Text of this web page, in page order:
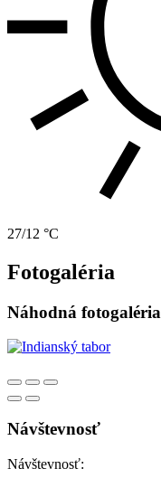
27/12 °C
Fotogaléria
Náhodná fotogaléria
Návštevnosť
Návštevnosť: